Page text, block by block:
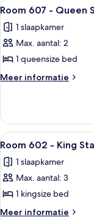
Queen
Alle
foto's
voor
Room
607
-
laden
5
Room 607 - Queen
1 slaapkamer
Max. aantal: 2
1 queensize bed
Meer informatie
Meer
607
Queen
Alle
foto's
voor
Room
602
-
5
Room 602 - King
1 slaapkamer
Max. aantal: 3
1 kingsize bed
Meer informatie
Meer